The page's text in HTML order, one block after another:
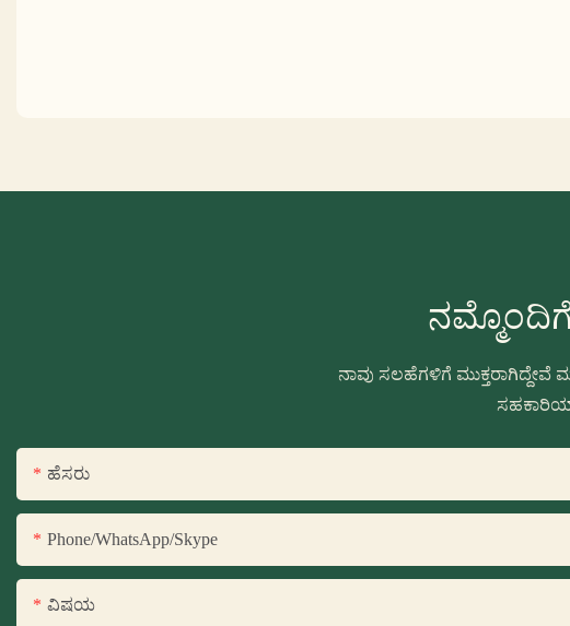
ನಾವು ಸಲಹೆಗಳಿಗೆ
ಹೆಸರು
Phone/WhatsApp/Skype
ವಿಷಯ